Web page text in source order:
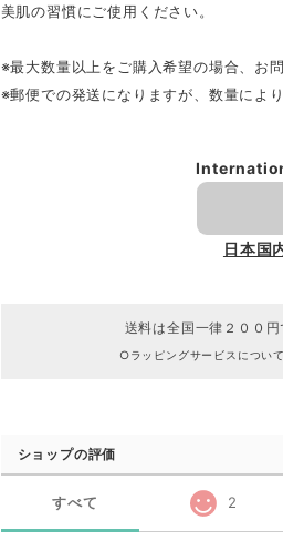
美肌の習慣にご使用ください。
※最大数量以上をご購入希望の場合、お
※郵便での発送になりますが、数量によ
日本国
送料は全国一律２００
○ラッピングサービスについ
ショップの評価
すべて 2